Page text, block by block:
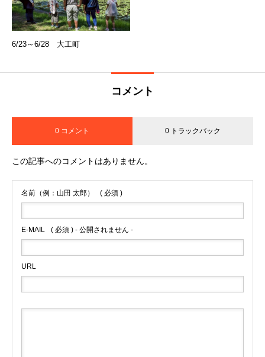
6/23～6/28 大工町
コメント
0 コメント 0 トラックバック
この記事へのコメントはありません。
名前（例：山田 太郎） ( 必須 )
E-MAIL ( 必須 ) - 公開されません -
URL